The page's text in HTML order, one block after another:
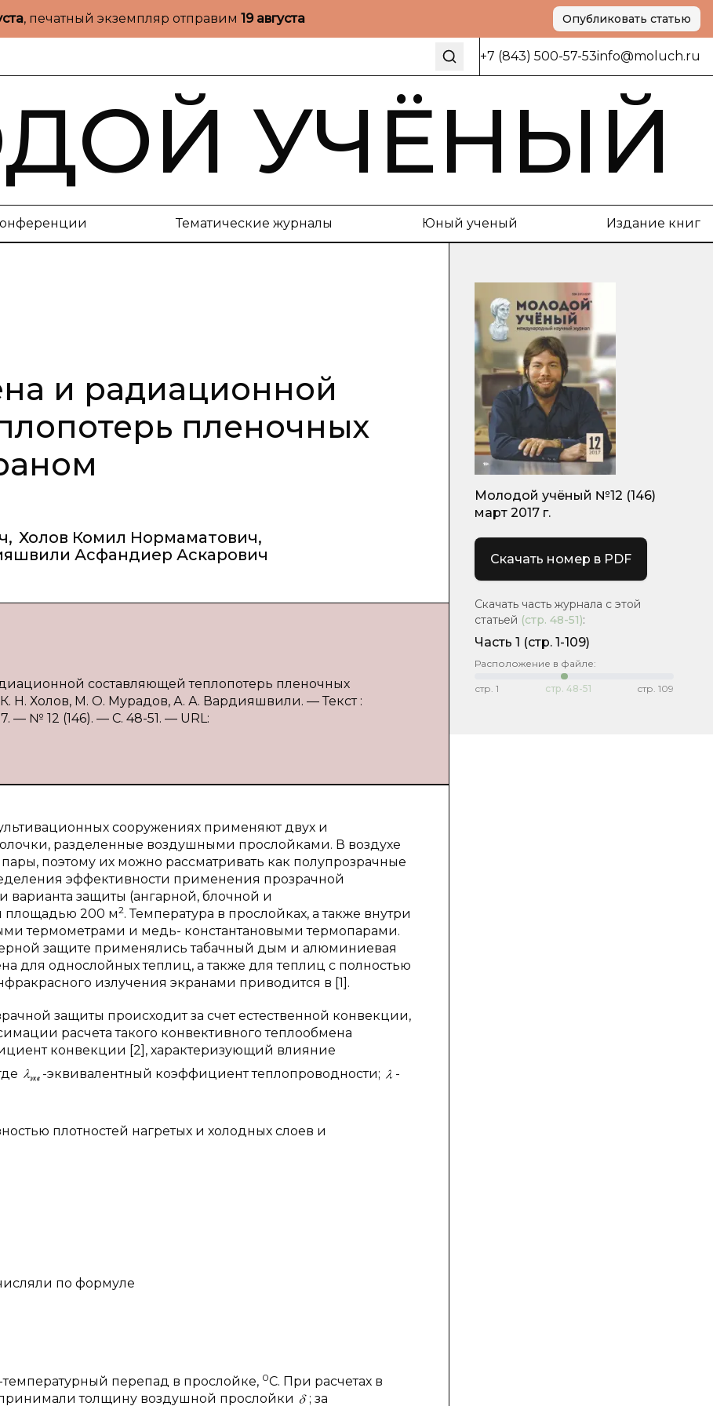
, печатный экземпляр отправим 19 августа Опубликовать статью
+7 (843) 500-57-53info@moluch.ru
УЧЁНЫЙ
Тематические журналы Юный ученый Издание книг
и радиационной
пленочных
, Холов Комил Нормаматович,
Асфандиер Аскарович
составляющей теплопотерь пленочных
Н. Холов, М. О. Мурадов, А. А. Вардияшвили. — Текст :
— № 12 (146). — С. 48-51. — URL:
сооружениях применяют двух и
разделенные воздушными прослойками. В воздухе
поэтому их можно рассматривать как полупрозрачные
эффективности применения прозрачной
варианта защиты (ангарной, блочной и
площадью 200 м2. Температура в прослойках, а также внутри
термометрами и медь- константановыми термопарами.
защите применялись табачный дым и алюминиевая
для однослойных теплиц, а также для теплиц с полностью
излучения экранами приводится в [1].
защиты происходит за счет естественной конвекции,
расчета такого конвективного теплообмена
конвекции [2], характеризующий влияние
-эквивалентный коэффициент теплопроводности;
-
плотностей нагретых и холодных слоев и
по формуле
-температурный перепад в прослойке, 0С. При расчетах в
толщину воздушной прослойки
; за
Молодой учёный №12 (146)
март 2017 г.
Скачать номер в PDF
Скачать часть журнала с этой
статьей (стр. 48-51):
Часть 1 (стр. 1-109)
Расположение в файле:
стр. 1 стр. 48-51 стр. 109